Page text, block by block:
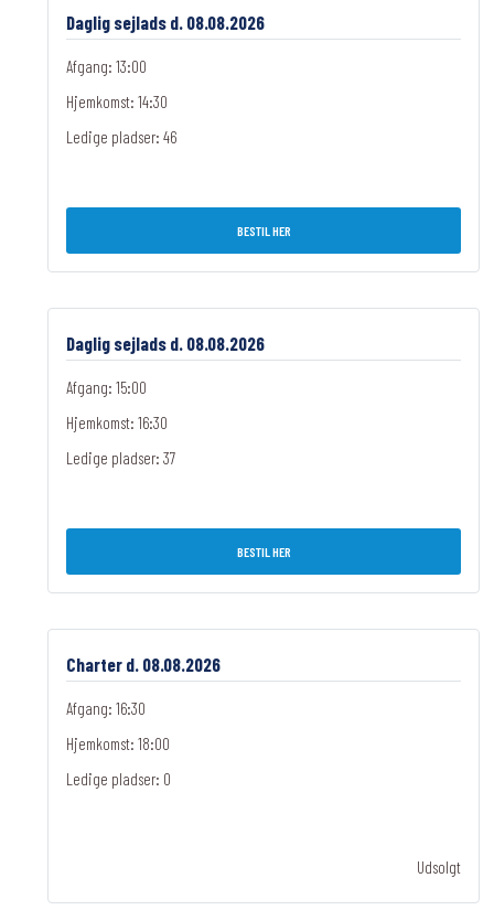
Daglig sejlads d. 08.08.2026
Afgang: 13:00
Hjemkomst: 14:30
Ledige pladser: 46
BESTIL HER
Daglig sejlads d. 08.08.2026
Afgang: 15:00
Hjemkomst: 16:30
Ledige pladser: 37
BESTIL HER
Charter d. 08.08.2026
Afgang: 16:30
Hjemkomst: 18:00
Ledige pladser: 0
Udsolgt